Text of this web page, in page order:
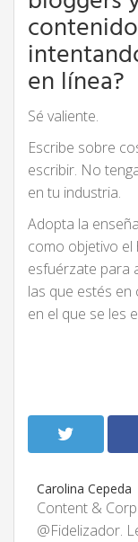
en línea?
Sé valiente.
Escribe sobre
escribir. No
en tu industria.
Adopta la
como objetivo el
esfuérzate para
las que estés
en el que se les
Carolina Cepeda
Content &
@Fidelizador.